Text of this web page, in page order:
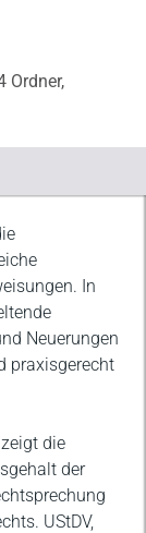
Ordner,
In
Neuerungen
praxisgerecht
die
der
UStDV,